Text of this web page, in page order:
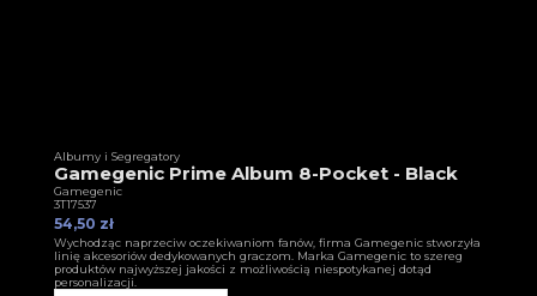
Albumy i Segregatory
Gamegenic Prime Album 8-Pocket - Black
Gamegenic
3T17537
54,50 zł
Wychodząc naprzeciw oczekiwaniom fanów, firma Gamegenic stworzyła
linię akcesoriów dedykowanych graczom. Marka Gamegenic to szereg
produktów najwyższej jakości z możliwością niespotykanej dotąd
personalizacji.